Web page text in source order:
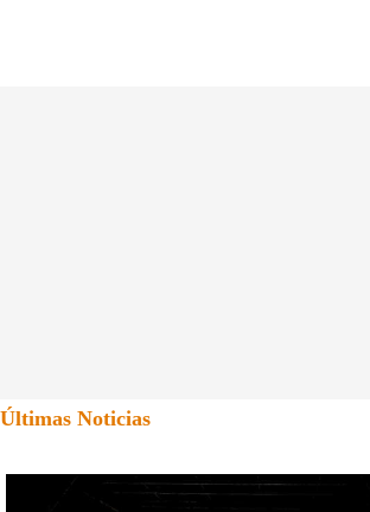
Últimas Noticias